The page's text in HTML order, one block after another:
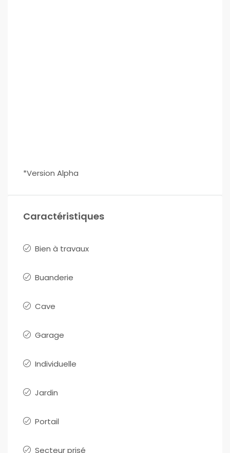
*Version Alpha
Caractéristiques
Bien à travaux
Buanderie
Cave
Garage
Individuelle
Jardin
Portail
Secteur prisé